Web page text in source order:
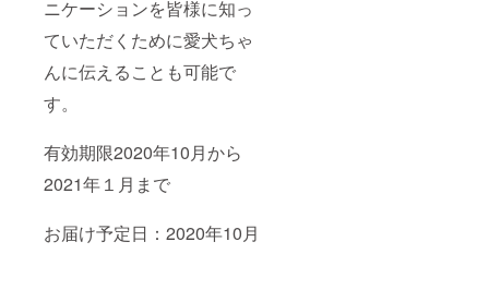
ニケーションを皆様に知っ
ていただくために愛犬ちゃ
んに伝えることも可能で
す。
有効期限2020年10月から
2021年１月まで
お届け予定日：2020年10月